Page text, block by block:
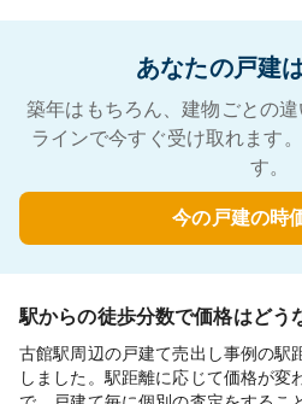
あなたの戸建
築年はもちろん、建物ごとの
ラインで今すぐ受け取れます
す。
今の戸建の時
駅からの徒歩分数で価格はどう
古館駅周辺の戸建て売出し事例の駅
しました。駅距離に応じて価格が変